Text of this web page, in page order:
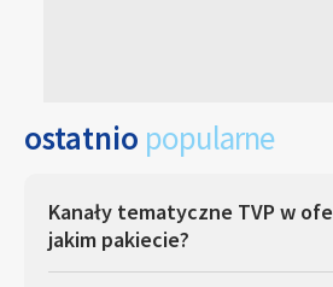
ostatnio popularne
Kanały tematyczne TVP w
jakim pakiecie?